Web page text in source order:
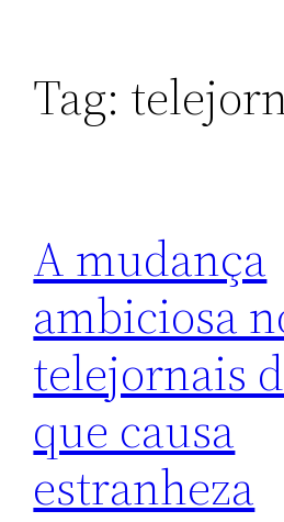
Tag:
A mudança
ambiciosa
telejornais
que causa
estranheza